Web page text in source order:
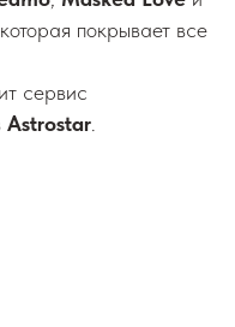
покрывает все
сервис
Astrostar